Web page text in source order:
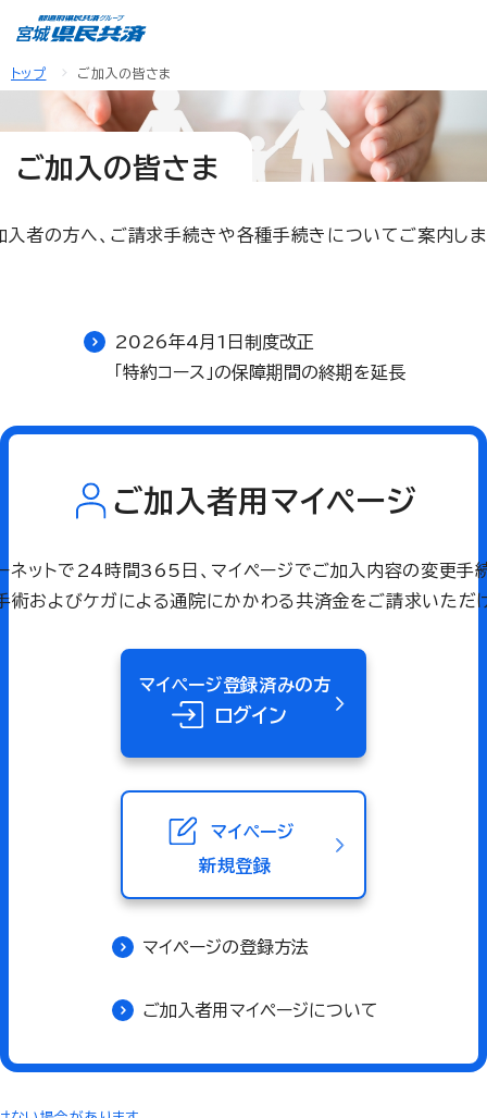
トップ ご加入の皆さま
ご加入の皆さま
入者の方へ、ご請求手続きや各種手続きについてご案内しま
2026年4月1日制度改正
「特約コース」の保障期間の終期を延長
ご加入者用マイページ
ネットで24時間365日、マイページでご加入内容の変更手
術およびケガによる通院にかかわる共済金をご請求いただ
マイページ登録済みの方
ログイン
マイページ
新規登録
マイページの登録方法
ご加入者用マイページについて